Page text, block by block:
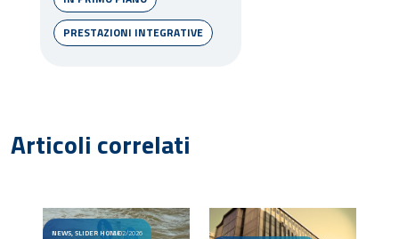
PRESTAZIONI INTEGRATIVE
Articoli correlati
NEWS, SLIDER HOME12/02/2026